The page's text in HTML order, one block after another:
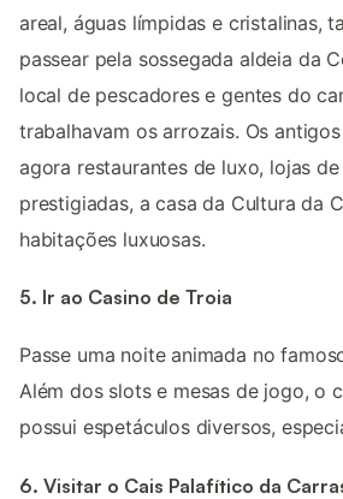
areal, águas límpidas e cristalinas,
passear pela sossegada aldeia da
local de pescadores e gentes do
trabalhavam os arrozais. Os
agora restaurantes de luxo, lojas
prestigiadas, a casa da Cultura da
habitações luxuosas.
5. Ir ao Casino de Troia
Passe uma noite animada no
Além dos slots e mesas de jogo, o
possui espetáculos diversos,
6. Visitar o Cais Palafítico da